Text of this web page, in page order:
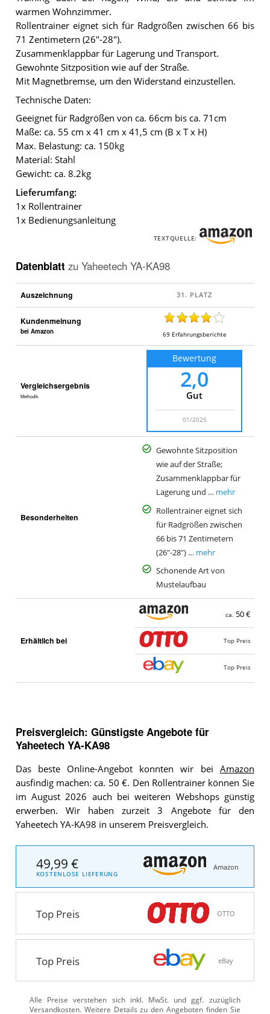
warmen Wohnzimmer.
Rollentrainer eignet sich für Radgrößen zwischen 66 bis
71 Zentimetern (26"-28").
Zusammenklappbar für Lagerung und Transport.
Gewohnte Sitzposition wie auf der Straße.
Mit Magnetbremse, um den Widerstand einzustellen.
Technische Daten:
Geeignet für Radgrößen von ca. 66cm bis ca. 71cm
Maße: ca. 55 cm x 41 cm x 41,5 cm (B x T x H)
Max. Belastung: ca. 150kg
Material: Stahl
Gewicht: ca. 8.2kg
Lieferumfang:
1x Rollentrainer
1x Bedienungsanleitung
TEXTQUELLE:
Datenblatt zu Yaheetech YA-KA98
Auszeichnung
Kundenmeinung
bei Amazon 69 Erfahrungsberichte
Vergleichsergebnis
Methodik
Bewertung
2,0
Gut
01/2025
Besonderheiten
Gewohnte Sitzposition
wie auf der Straße;
Zusammenklappbar für
Lagerung und … mehr
Rollentrainer eignet sich
für Radgrößen zwischen
66 bis 71 Zentimetern
(26"-28") … mehr
Schonende Art von
Mustelaufbau
Erhältlich bei
ca. 50 €
Top Preis
Top Preis
Preisvergleich: Günstigste Angebote für
Yaheetech YA-KA98
Das beste Online-Angebot konnten wir bei Amazon
ausfindig machen: ca. 50 €. Den Rollentrainer können Sie
im August 2026 auch bei weiteren Webshops günstig
erwerben. Wir haben zurzeit 3 Angebote für den
Yaheetech YA-KA98 in unserem Preisvergleich.
49,99 €
KOSTENLOSE LIEFERUNG
Amazon
Top Preis OTTO
Top Preis eBay
Alle Preise verstehen sich inkl. MwSt. und ggf. zuzüglich
Versandkosten. Weitere Details zu den Angeboten finden Sie